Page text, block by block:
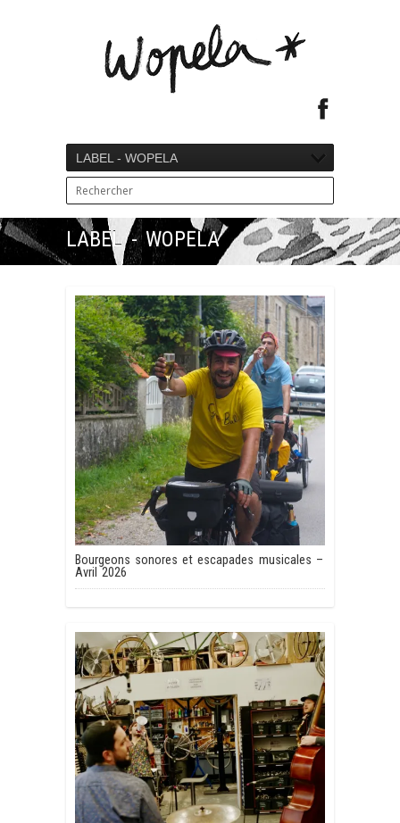
LABEL - WOPELA
LABEL - WOPELA
Bourgeons sonores et escapades musicales –
Avril 2026